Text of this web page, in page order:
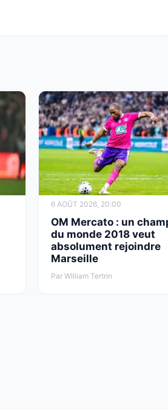
6 AOÛT 2026, 20:00
OM Mercato : un
du monde 2018 veut
absolument rejoindre
Marseille
Par William Tertrin